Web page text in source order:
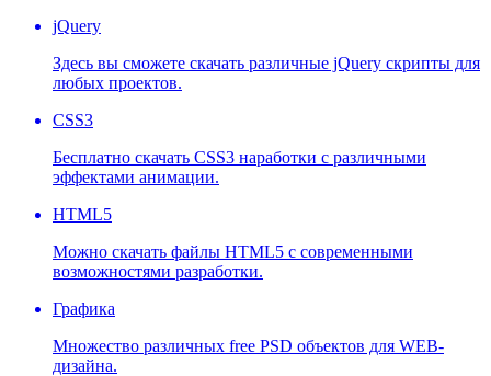
jQuery
Здесь вы сможете скачать различные jQuery скрипты для
любых проектов.
CSS3
Бесплатно скачать CSS3 наработки с различными
эффектами анимации.
HTML5
Можно скачать файлы HTML5 с современными
возможностями разработки.
Графика
Множество различных free PSD объектов для WEB-
дизайна.